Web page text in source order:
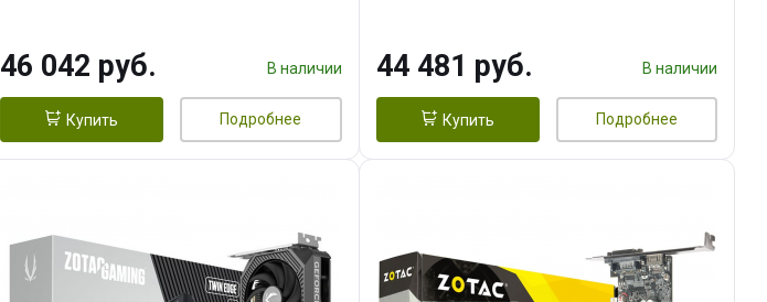
46 042 руб. В наличии
Купить Подробнее
44 481 руб. В наличии
Купить Подробнее